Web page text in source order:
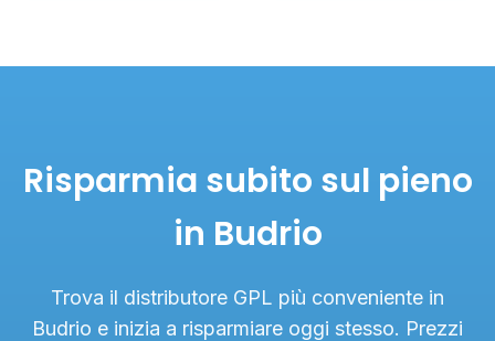
Risparmia subito sul pieno
in Budrio
Trova il distributore GPL più conveniente in
Budrio e inizia a risparmiare oggi stesso. Prezzi